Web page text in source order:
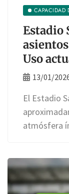
CAPACIDAD
Estadio
Uso
13/01/
El Estadio
atmósfera